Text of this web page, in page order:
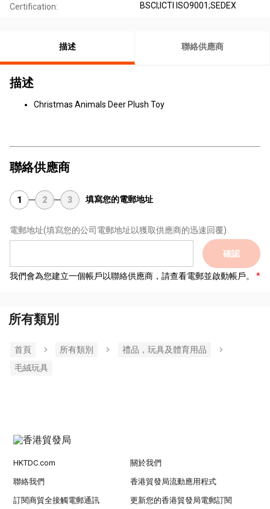
Certification: BSCI;ICTI ISO9001;SEDEX
描述 聯絡供應商
描述
Christmas Animals Deer Plush Toy
聯絡供應商
1 2 3 填寫您的電郵地址
電郵地址(填寫您的公司電郵地址以獲取供應商的迅速回覆)
確認
我們會為您建立一個帳戶以聯絡供應商，請查看電郵並啟動帳戶。
所有類別
首頁 所有類別
禮品，玩具及體育用品
毛絨玩具
HKTDC.com 關於我們
聯絡我們 香港貿發局流動應用程式
訂閱商貿全接觸電郵通訊 更新您的香港貿發局電郵訂閱